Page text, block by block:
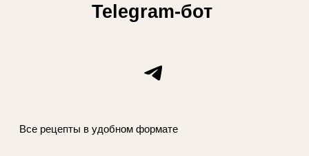
Telegram-бот
Telegram
Все рецепты в удобном формате